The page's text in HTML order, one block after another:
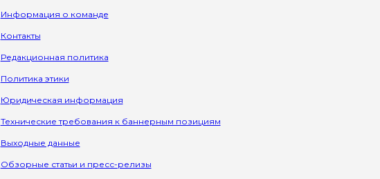
Информация о команде
Контакты
Редакционная политика
Политика этики
Юридическая информация
Технические требования к баннерным позициям
Выходные данные
Обзорные статьи и пресс-релизы